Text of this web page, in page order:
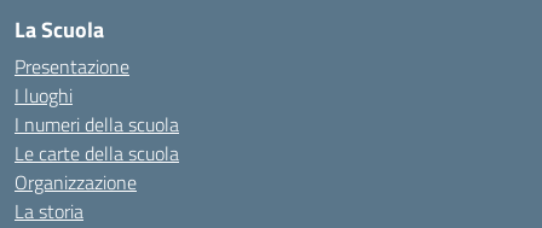
La Scuola
Presentazione
I luoghi
I numeri della scuola
Le carte della scuola
Organizzazione
La storia